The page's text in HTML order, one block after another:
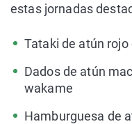
estas jornadas
Tataki de atún rojo
Dados de atún
wakame
Hamburguesa de